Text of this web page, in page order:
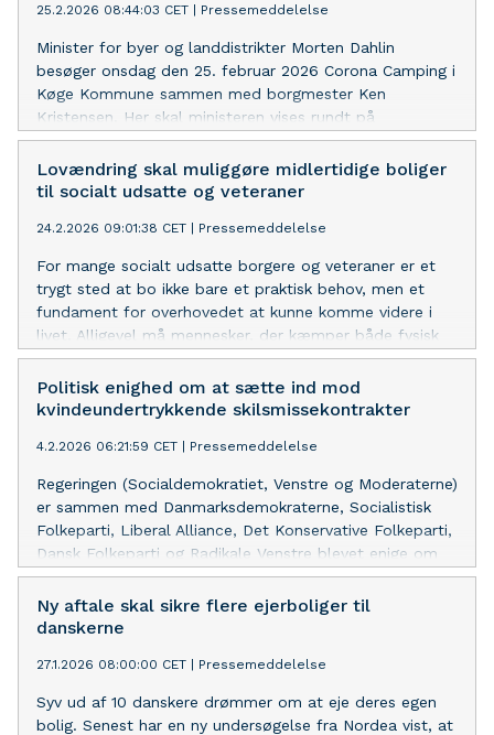
25.2.2026 08:44:03 CET | Pressemeddelelse
Minister for byer og landdistrikter Morten Dahlin
besøger onsdag den 25. februar 2026 Corona Camping i
Køge Kommune sammen med borgmester Ken
Kristensen. Her skal ministeren vises rundt på
campingpladsen og høre om nogle af de udfordringer,
kommunen oplever. Som reglerne er i dag, er det ikke
muligt for kommunen at opføre midlertidige boliger i
Lovændring skal muliggøre midlertidige boliger
til socialt udsatte og veteraner
24.2.2026 09:01:38 CET | Pressemeddelelse
For mange socialt udsatte borgere og veteraner er et
trygt sted at bo ikke bare et praktisk behov, men et
fundament for overhovedet at kunne komme videre i
livet. Alligevel må mennesker, der kæmper både fysisk
og psykisk, ofte vente længe på et egnet sted at bo.
Politisk enighed om at sætte ind mod
kvindeundertrykkende skilsmissekontrakter
4.2.2026 06:21:59 CET | Pressemeddelelse
Regeringen (Socialdemokratiet, Venstre og Moderaterne)
er sammen med Danmarksdemokraterne, Socialistisk
Folkeparti, Liberal Alliance, Det Konservative Folkeparti,
Dansk Folkeparti og Radikale Venstre blevet enige om
at indføre en række stramninger af trossamfundsloven.
Ny aftale skal sikre flere ejerboliger til
danskerne
27.1.2026 08:00:00 CET | Pressemeddelelse
Syv ud af 10 danskere drømmer om at eje deres egen
bolig. Senest har en ny undersøgelse fra Nordea vist, at